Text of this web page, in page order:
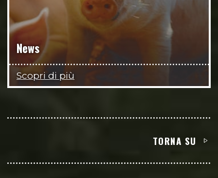
News
Scopri di più
TORNA SU